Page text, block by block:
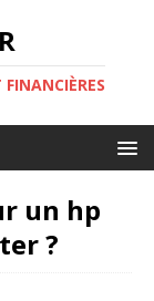
un hp
?